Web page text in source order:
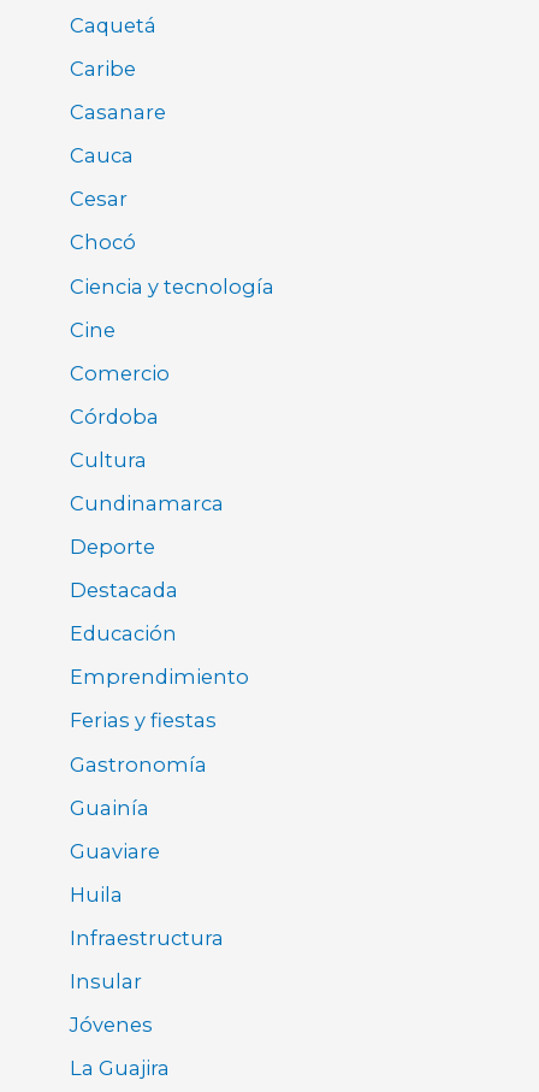
Caquetá
Caribe
Casanare
Cauca
Cesar
Chocó
Ciencia y tecnología
Cine
Comercio
Córdoba
Cultura
Cundinamarca
Deporte
Destacada
Educación
Emprendimiento
Ferias y fiestas
Gastronomía
Guainía
Guaviare
Huila
Infraestructura
Insular
Jóvenes
La Guajira